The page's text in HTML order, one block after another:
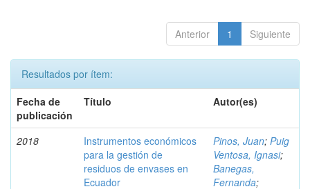
Anterior 1 Siguiente
Resultados por ítem:
Fecha de
publicación
Título Autor(es)
2018
Instrumentos económicos
para la gestión de
residuos de envases en
Ecuador
Pinos, Juan; Puig
Ventosa, Ignasi;
Banegas,
Fernanda;